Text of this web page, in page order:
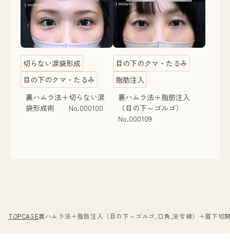
切らない涙袋形成
目の下のクマ・たるみ
裏ハムラ法＋切らない涙
袋形成術 No.000100
目の下のクマ・たるみ
脂肪注入
裏ハムラ法＋脂肪注入
（目の下～ゴルゴ）
No.000109
TOPCASE裏ハムラ法＋脂肪注入（目の下～ゴルゴ,口角,法令線）＋眉